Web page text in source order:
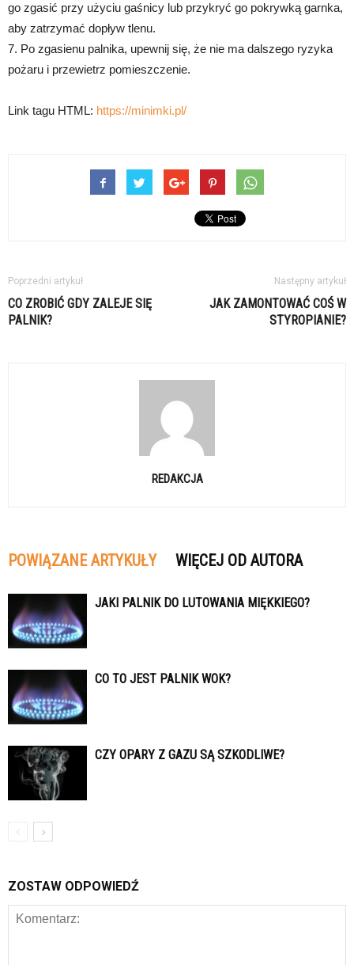
go zgasić przy użyciu gaśnicy lub przykryć go pokrywką garnka,
aby zatrzymać dopływ tlenu.
7. Po zgasienu palnika, upewnij się, że nie ma dalszego ryzyka
pożaru i przewietrz pomieszczenie.
Link tagu HTML: https://minimki.pl/
Poprzedni artykuł
CO ZROBIĆ GDY ZALEJE SIĘ
PALNIK?
Następny artykuł
JAK ZAMONTOWAĆ COŚ W
STYROPIANIE?
REDAKCJA
POWIĄZANE ARTYKUŁY WIĘCEJ OD AUTORA
JAKI PALNIK DO LUTOWANIA MIĘKKIEGO?
CO TO JEST PALNIK WOK?
CZY OPARY Z GAZU SĄ SZKODLIWE?
ZOSTAW ODPOWIEDŹ